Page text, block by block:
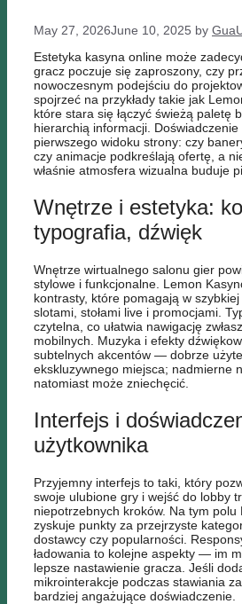
May 27, 2026June 10, 2025 by
Estetyka kasyna online może
gracz poczuje się zaproszony, czy
nowoczesnym podejściu do
spojrzeć na przykłady takie jak
które stara się łączyć świeżą paletę
hierarchią informacji.
pierwszego widoku strony: czy
czy animacje podkreślają ofertę, a
właśnie atmosfera wizualna buduje
Wnętrze i estetyka:
typografia, dźwięk
Wnętrze wirtualnego salonu gier
stylowe i funkcjonalne. Lemon
kontrasty, które pomagają w
slotami, stołami live i promocjami.
czytelna, co ułatwia nawigację
mobilnych. Muzyka i efekty
subtelnych akcentów — dobrze
ekskluzywnego miejsca; nadmierne
natomiast może zniechęcić.
Interfejs i
użytkownika
Przyjemny interfejs to taki, który
swoje ulubione gry i wejść do lobby
niepotrzebnych kroków. Na tym polu
zyskuje punkty za przejrzyste
dostawcy czy popularności.
ładowania to kolejne aspekty — im
lepsze nastawienie gracza. Jeśli
mikrointerakcje podczas stawiania
bardziej angażujące doświadczenie.